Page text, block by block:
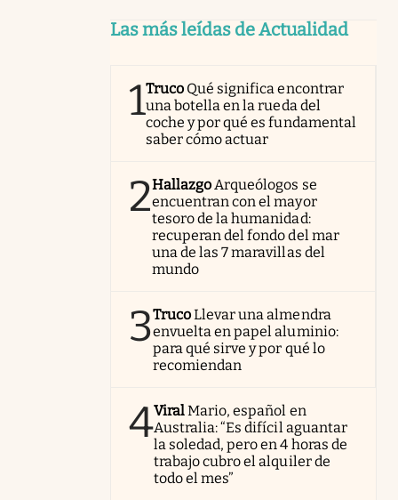
Las más leídas de Actualidad
1Truco Qué significa encontrar
una botella en la rueda del
coche y por qué es fundamental
saber cómo actuar
2HallazgoArqueólogos se
encuentran con el mayor
tesoro de la humanidad:
recuperan del fondo del mar
una de las 7 maravillas del
mundo
3TrucoLlevar una almendra
envuelta en papel aluminio:
para qué sirve y por qué lo
recomiendan
4ViralMario, español en
Australia: “Es difícil aguantar
la soledad, pero en 4 horas de
trabajo cubro el alquiler de
todo el mes”